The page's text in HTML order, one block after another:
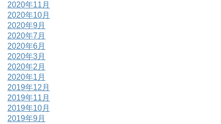
2020年11月
2020年10月
2020年9月
2020年7月
2020年6月
2020年3月
2020年2月
2020年1月
2019年12月
2019年11月
2019年10月
2019年9月